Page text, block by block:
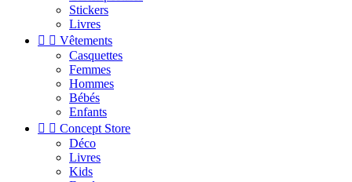
Stickers
Livres
  Vêtements
Casquettes
Femmes
Hommes
Bébés
Enfants
  Concept Store
Déco
Livres
Kids